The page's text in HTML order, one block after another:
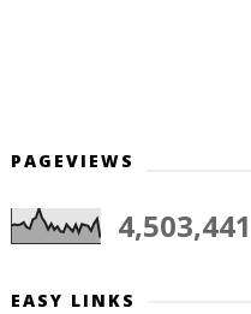
PAGEVIEWS
4,503,441
EASY LINKS